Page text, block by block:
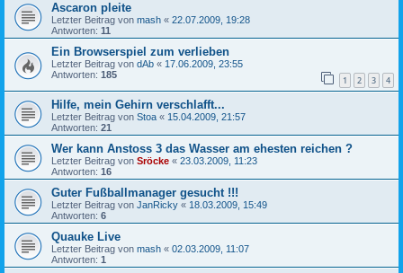
Ascaron pleite
Letzter Beitrag von mash « 22.07.2009, 19:28
Antworten: 11
Ein Browserspiel zum verlieben
Letzter Beitrag von dAb « 17.06.2009, 23:55
Antworten: 185 1 2 3 4
Hilfe, mein Gehirn verschlafft...
Letzter Beitrag von Stoa « 15.04.2009, 21:57
Antworten: 21
Wer kann Anstoss 3 das Wasser am ehesten reichen ?
Letzter Beitrag von Sröcke « 23.03.2009, 11:23
Antworten: 16
Guter Fußballmanager gesucht !!!
Letzter Beitrag von JanRicky « 18.03.2009, 15:49
Antworten: 6
Quauke Live
Letzter Beitrag von mash « 02.03.2009, 11:07
Antworten: 1